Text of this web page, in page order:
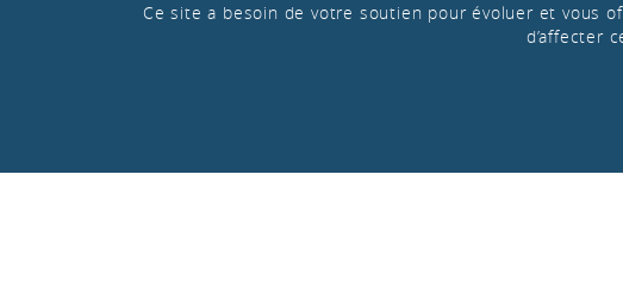
Ce site a besoin de votre soutien pour évoluer et vous
d’affecter